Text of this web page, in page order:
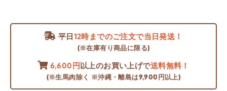
平日 12時までのご注文で当日発送！
(※在庫有り商品に限る)
6,600円 以上のお買い上げで送料無料！
(※生馬肉除く ※沖縄・離島は9,900円以上)